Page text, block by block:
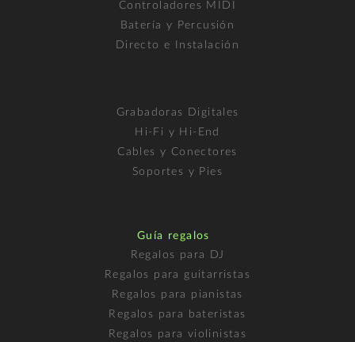
Controladores MIDI
Batería y Percusión
Directo e Instalación
Grabadoras Digitales
Hi-Fi y Hi-End
Cables y Conectores
Soportes y Pies
Guía regalos
Regalos para DJ
Regalos para guitarristas
Regalos para pianistas
Regalos para bateristas
Regalos para violinistas